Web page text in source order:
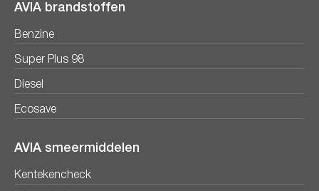
AVIA brandstoffen
Benzine
Super Plus 98
Diesel
Ecosave
AVIA smeermiddelen
Kentekencheck